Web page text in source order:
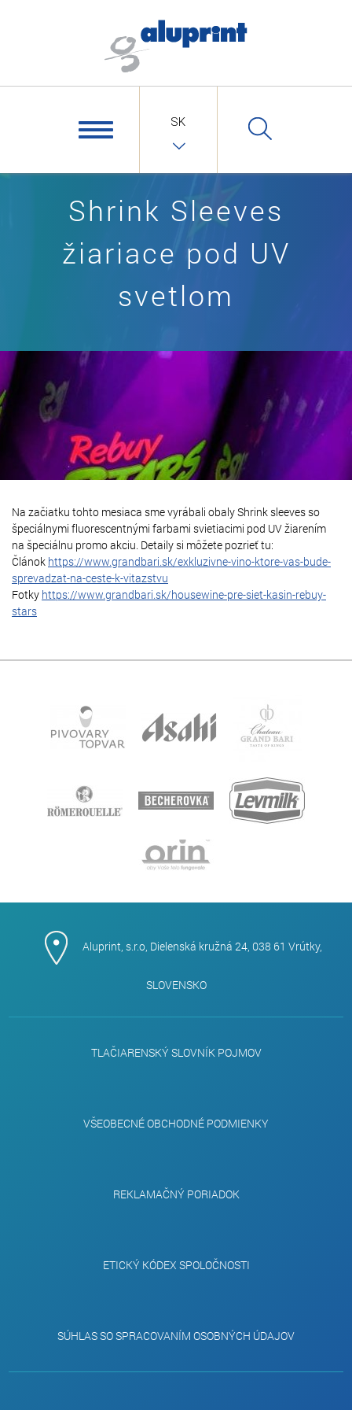
SK
Shrink Sleeves
žiariace pod UV
svetlom
Na začiatku tohto mesiaca sme vyrábali obaly Shrink sleeves so
špeciálnymi fluorescentnými farbami svietiacimi pod UV žiarením
na špeciálnu promo akciu. Detaily si môžete pozrieť tu:
Článok https://www.grandbari.sk/exkluzivne-vino-ktore-vas-bude-
sprevadzat-na-ceste-k-vitazstvu
Fotky https://www.grandbari.sk/housewine-pre-siet-kasin-rebuy-
stars
Aluprint, s.r.o, Dielenská kružná 24, 038 61 Vrútky,
SLOVENSKO
TLAČIARENSKÝ SLOVNÍK POJMOV
VŠEOBECNÉ OBCHODNÉ PODMIENKY
REKLAMAČNÝ PORIADOK
ETICKÝ KÓDEX SPOLOČNOSTI
SÚHLAS SO SPRACOVANÍM OSOBNÝCH ÚDAJOV